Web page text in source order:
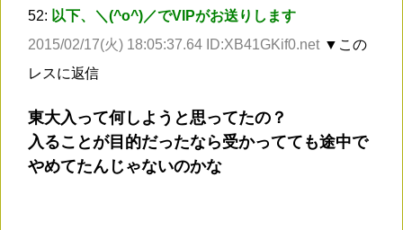
52: 以下、＼(^o^)／でVIPがお送りします
2015/02/17(火) 18:05:37.64 ID:XB41GKif0.net ▼この
レスに返信
東大入って何しようと思ってたの？
入ることが目的だったなら受かってても途中で
やめてたんじゃないのかな